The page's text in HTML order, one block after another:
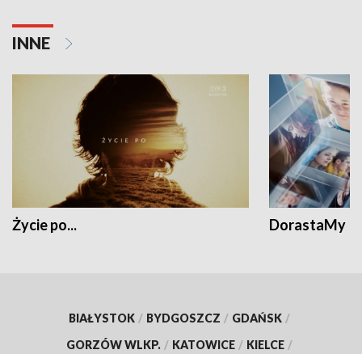
INNE
Życie po... DorastaMy
BIAŁYSTOK / BYDGOSZCZ / GDAŃSK /
GORZÓW WLKP. / KATOWICE / KIELCE /